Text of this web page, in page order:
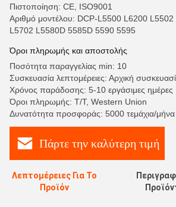
Πιστοποίηση: CE, ISO9001
Αριθμό μοντέλου: DCP-L5500 L6200
L5702 L5580D 5585D 5590 5595
Όροι πληρωμής και αποστολής
Ποσότητα παραγγελίας min: 10
Συσκευασία λεπτομέρειες: Αρχική
Χρόνος παράδοσης: 5-10 εργάσιμες ημέρες
Όροι πληρωμής: T/T, Western Union
Δυνατότητα προσφοράς: 5000 τεμάχια/μήνα
Πάρτε την καλύτερη τιμή
Λεπτομέρειες Για Το
Προϊόν